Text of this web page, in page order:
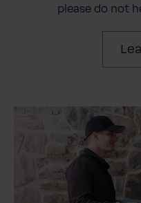
please do not